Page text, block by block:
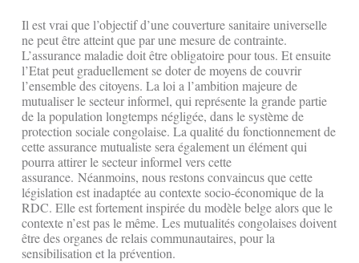
Il est vrai que l’objectif d’une couverture sanitaire universelle
ne peut être atteint que par une mesure de contrainte.
L’assurance maladie doit être obligatoire pour tous. Et ensuite
l’Etat peut graduellement se doter de moyens de couvrir
l’ensemble des citoyens. La loi a l’ambition majeure de
mutualiser le secteur informel, qui représente la grande partie
de la population longtemps négligée, dans le système de
protection sociale congolaise. La qualité du fonctionnement de
cette assurance mutualiste sera également un élément qui
pourra attirer le secteur informel vers cette
assurance. Néanmoins, nous restons convaincus que cette
législation est inadaptée au contexte socio-économique de la
RDC. Elle est fortement inspirée du modèle belge alors que le
contexte n’est pas le même. Les mutualités congolaises doivent
être des organes de relais communautaires, pour la
sensibilisation et la prévention.